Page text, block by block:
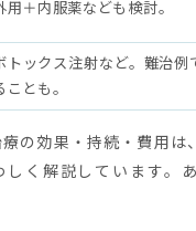
用＋内服薬なども検討。
トックス注射など。難治例
ことも。
の効果・持続・費用は、
しく解説しています。